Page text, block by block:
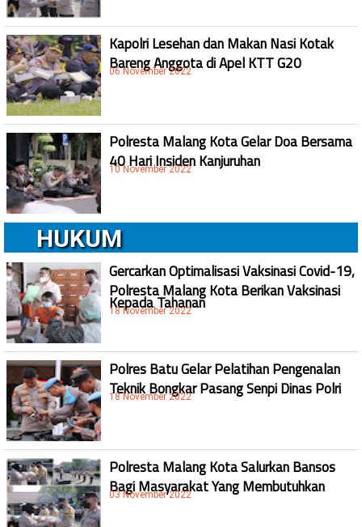
Kapolri Lesehan dan Makan Nasi Kotak
Bareng Anggota di Apel KTT G20
06 November 2022
Polresta Malang Kota Gelar Doa Bersama
40 Hari Insiden Kanjuruhan
10 November 2022
HUKUM
Gercarkan Optimalisasi Vaksinasi Covid-19,
Polresta Malang Kota Berikan Vaksinasi
Kepada Tahanan
18 November 2022
Polres Batu Gelar Pelatihan Pengenalan
Teknik Bongkar Pasang Senpi Dinas Polri
18 November 2022
Polresta Malang Kota Salurkan Bansos
Bagi Masyarakat Yang Membutuhkan
03 November 2022